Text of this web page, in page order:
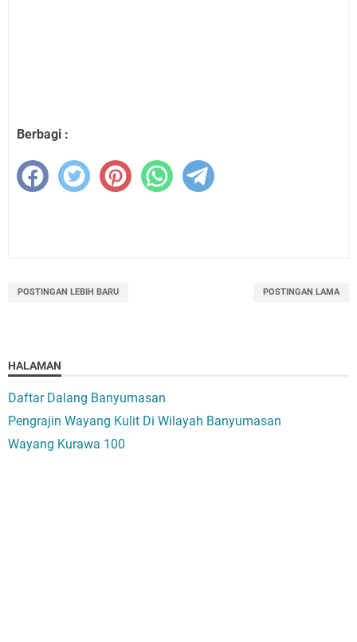
Berbagi :
POSTINGAN LEBIH BARU POSTINGAN LAMA
HALAMAN
Daftar Dalang Banyumasan
Pengrajin Wayang Kulit Di Wilayah Banyumasan
Wayang Kurawa 100